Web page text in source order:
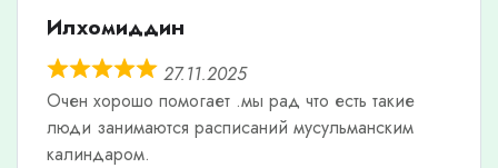
Илхомиддин
27.11.2025
Очен хорошо помогает .мы рад что есть такие
люди занимаются расписаний мусульманским
калиндаром.